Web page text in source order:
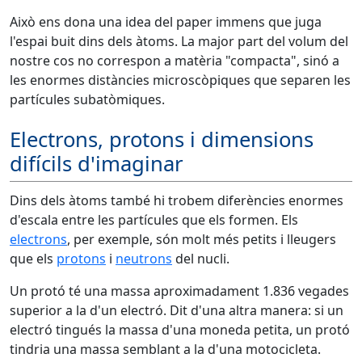
Això ens dona una idea del paper immens que juga
l'espai buit dins dels àtoms. La major part del volum del
nostre cos no correspon a matèria "compacta", sinó a
les enormes distàncies microscòpiques que separen les
partícules subatòmiques.
Electrons, protons i dimensions
difícils d'imaginar
Dins dels àtoms també hi trobem diferències enormes
d'escala entre les partícules que els formen. Els
electrons, per exemple, són molt més petits i lleugers
que els protons i neutrons del nucli.
Un protó té una massa aproximadament 1.836 vegades
superior a la d'un electró. Dit d'una altra manera: si un
electró tingués la massa d'una moneda petita, un protó
tindria una massa semblant a la d'una motocicleta.